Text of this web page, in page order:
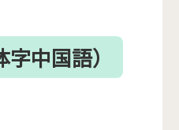
中国語）